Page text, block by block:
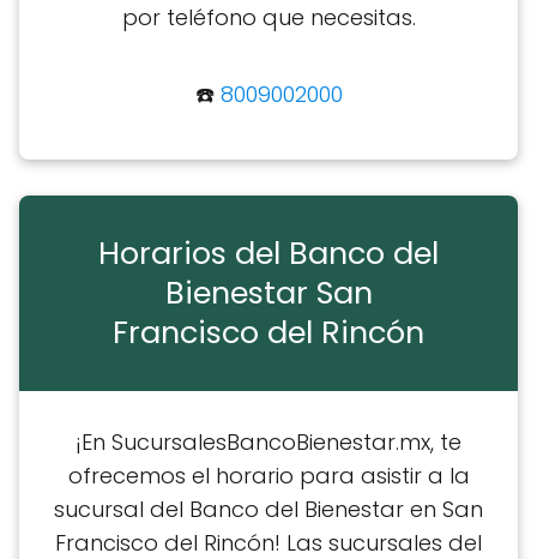
por teléfono que necesitas.
☎️ 8009002000
Horarios del Banco del
Bienestar San
Francisco del Rincón
¡En SucursalesBancoBienestar.mx, te
ofrecemos el horario para asistir a la
sucursal del Banco del Bienestar en San
Francisco del Rincón! Las sucursales del